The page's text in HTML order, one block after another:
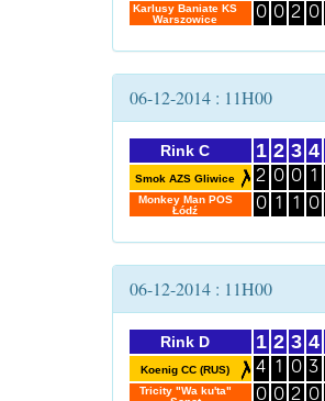
Karlusy Baniate KS
Warszowice
0 0 2 0
06-12-2014 : 11H00
Rink C
Smok AZS Gliwice
Monkey Man POS
Łódź
1
2
0
2
0
1
3
0
1
4
1
0
06-12-2014 : 11H00
Rink D
Koenig CC (RUS)
Tricity "Wa ku'ta"
1
4
0
2
1
0
3
0
2
4
3
0